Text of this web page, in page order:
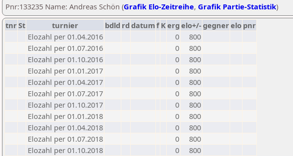
Pnr:133235 Name: Andreas Schön (Grafik Elo-Zeitreihe, Grafik Partie-Statistik)
tnrSt turnier bdld rd datumf Kerg elo+/-gegnerelo pnr
Elozahl per 01.04.2016
0
800
Elozahl per 01.07.2016
0
800
Elozahl per 01.10.2016
0
800
Elozahl per 01.01.2017
0
800
Elozahl per 01.04.2017
0
800
Elozahl per 01.07.2017
0
800
Elozahl per 01.10.2017
0
800
Elozahl per 01.01.2018
0
800
Elozahl per 01.04.2018
0
800
Elozahl per 01.07.2018
0
800
Elozahl per 01.10.2018
0
800